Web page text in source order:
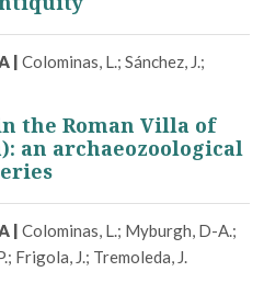
| Colominas, L.; Sánchez, J.;
the Roman Villa of
an archaeozoological
| Colominas, L.; Myburgh, D-A.;
Frigola, J.; Tremoleda, J.